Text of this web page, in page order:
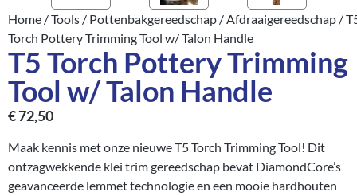
Home /Tools / Pottenbakgereedschap /Afdraaigereedschap /
Torch Pottery Trimming Tool w/ Talon Handle
T5 Torch Pottery Trimming
Tool w/ Talon Handle
€72,50
Maak kennis met onze nieuwe T5 Torch Trimming Tool! Dit
ontzagwekkende klei trim gereedschap bevat DiamondCore’s
geavanceerde lemmet technologie en een mooie hardhouten